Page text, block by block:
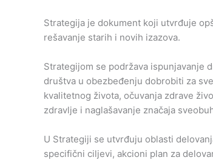
Strategija je dokument koji utvrđuje
rešavanje starih i novih izazova.
Strategijom se podržava ispunjavanje
društva u obezbeđenju dobrobiti za
kvalitetnog života, očuvanja zdrave
zdravlje i naglašavanje značaja
U Strategiji se utvrđuju oblasti
specifični ciljevi, akcioni plan za